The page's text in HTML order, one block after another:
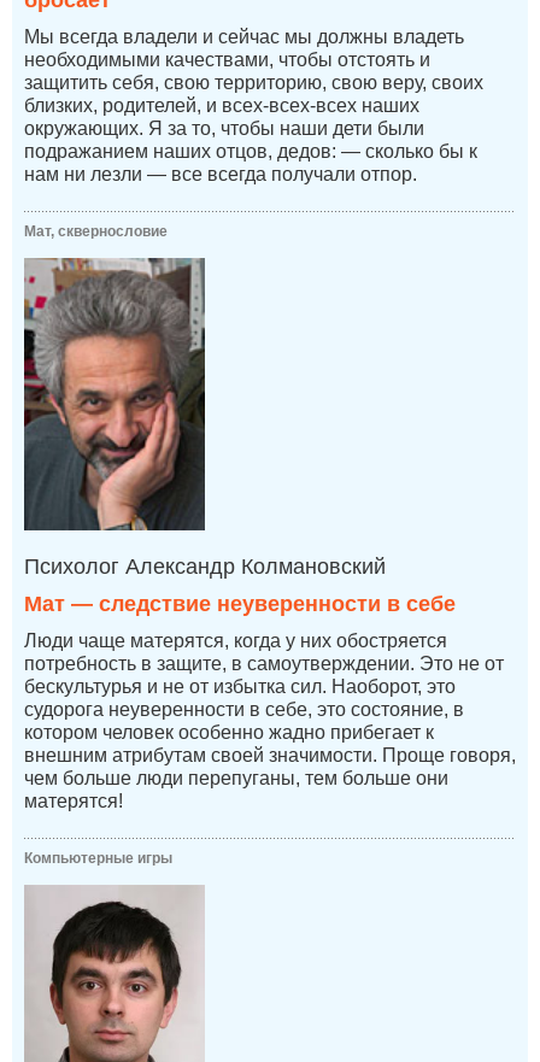
Мы всегда владели и сейчас мы должны владеть
необходимыми качествами, чтобы отстоять и
защитить себя, свою территорию, свою веру, своих
близких, родителей, и всех-всех-всех наших
окружающих. Я за то, чтобы наши дети были
подражанием наших отцов, дедов: — сколько бы к
нам ни лезли — все всегда получали отпор.
Мат, сквернословие
Психолог Александр Колмановский
Мат — следствие неуверенности в себе
Люди чаще матерятся, когда у них обостряется
потребность в защите, в самоутверждении. Это не от
бескультурья и не от избытка сил. Наоборот, это
судорога неуверенности в себе, это состояние, в
котором человек особенно жадно прибегает к
внешним атрибутам своей значимости. Проще говоря,
чем больше люди перепуганы, тем больше они
матерятся!
Компьютерные игры